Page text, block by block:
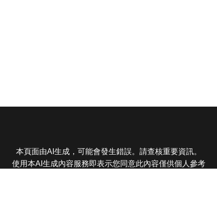
本頁面由AI生成，可能會發生錯誤。請查核重要資訊。
使用本AI生成內容服務即表示您同意此內容僅供個人參考